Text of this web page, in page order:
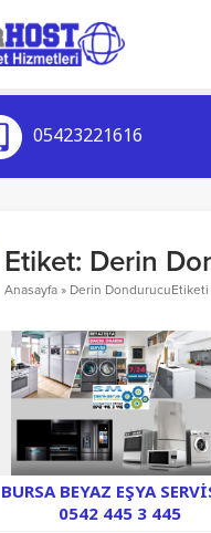
05423221616
Etiket: Derin
Anasayfa » Derin DondurucuEtiketi
BURSA BEYAZ EŞYA
0542 445 3 445